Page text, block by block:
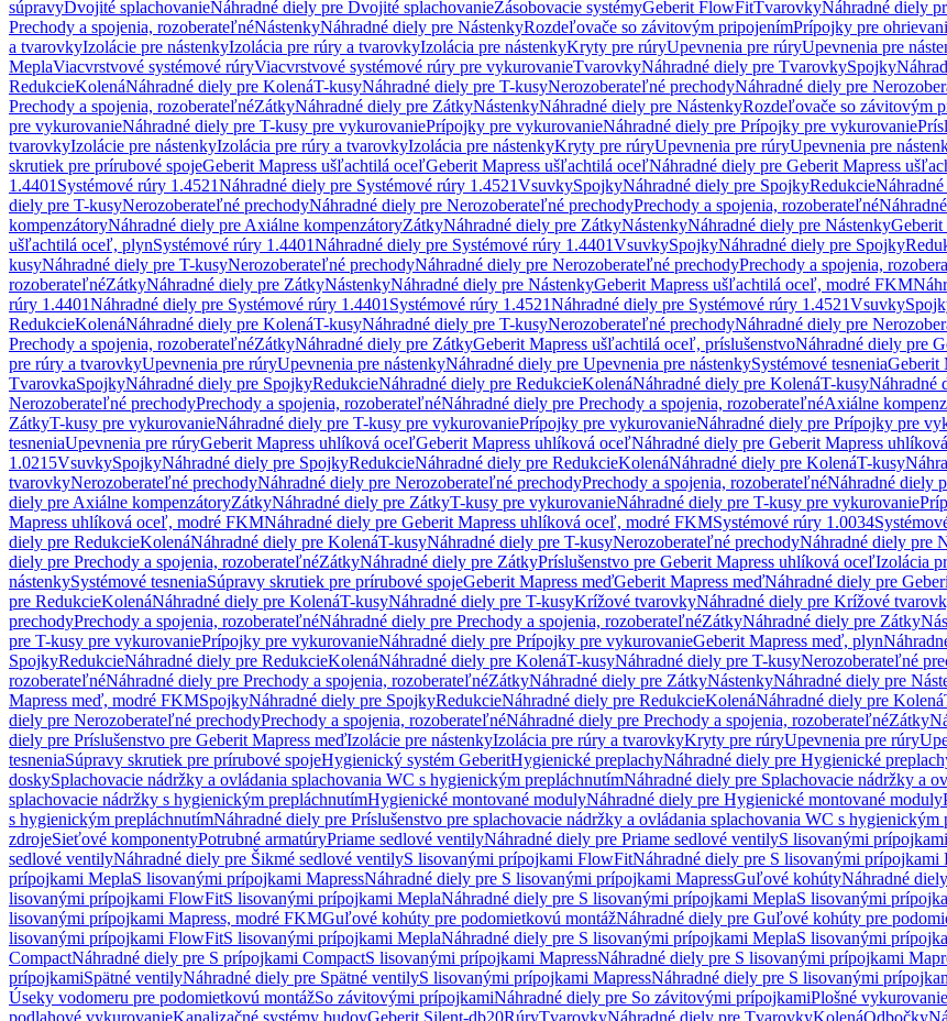
súpravyDvojité splachovanieNáhradné diely pre Dvojité splachovanieZásobovacie systémyGeberit FlowFitTvarovkyNáhradné diely
Prechody a spojenia, rozoberateľnéNástenkyNáhradné diely pre NástenkyRozdeľovače so závitovým pripojenímPrípojky pre
a tvarovkyIzolácie pre nástenkyIzolácia pre rúry a tvarovkyIzolácia pre nástenkyKryty pre rúryUpevnenia pre rúryUpevnenia pre
MeplaViacvrstvové systémové rúryViacvrstvové systémové rúry pre vykurovanieTvarovkyNáhradné diely pre TvarovkySpojky
RedukcieKolenáNáhradné diely pre KolenáT-kusyNáhradné diely pre T-kusyNerozoberateľné prechodyNáhradné diely pre
Prechody a spojenia, rozoberateľnéZátkyNáhradné diely pre ZátkyNástenkyNáhradné diely pre NástenkyRozdeľovače so závitovým
pre vykurovanieNáhradné diely pre T-kusy pre vykurovaniePrípojky pre vykurovanieNáhradné diely pre Prípojky pre vykurovanie
tvarovkyIzolácie pre nástenkyIzolácia pre rúry a tvarovkyIzolácia pre nástenkyKryty pre rúryUpevnenia pre rúryUpevnenia pre
skrutiek pre prírubové spojeGeberit Mapress ušľachtilá oceľGeberit Mapress ušľachtilá oceľNáhradné diely pre Geberit Mapress
1.4401 Systémové rúry 1.4521Náhradné diely pre Systémové rúry 1.4521VsuvkySpojkyNáhradné diely pre SpojkyRedukcie
diely pre T-kusyNerozoberateľné prechodyNáhradné diely pre Nerozoberateľné prechodyPrechody a spojenia, rozoberateľné
kompenzátoryNáhradné diely pre Axiálne kompenzátoryZátkyNáhradné diely pre ZátkyNástenkyNáhradné diely pre Nástenky
ušľachtilá oceľ, plynSystémové rúry 1.4401Náhradné diely pre Systémové rúry 1.4401VsuvkySpojkyNáhradné diely pre Spojky
kusyNáhradné diely pre T-kusyNerozoberateľné prechodyNáhradné diely pre Nerozoberateľné prechodyPrechody a spojenia,
rozoberateľnéZátkyNáhradné diely pre ZátkyNástenkyNáhradné diely pre NástenkyGeberit Mapress ušľachtilá oceľ, modré FKM
rúry 1.4401Náhradné diely pre Systémové rúry 1.4401 Systémové rúry 1.4521Náhradné diely pre Systémové rúry 1.4521Vsuvky
RedukcieKolenáNáhradné diely pre KolenáT-kusyNáhradné diely pre T-kusyNerozoberateľné prechodyNáhradné diely pre
Prechody a spojenia, rozoberateľnéZátkyNáhradné diely pre ZátkyGeberit Mapress ušľachtilá oceľ, príslušenstvoNáhradné diely pre
pre rúry a tvarovkyUpevnenia pre rúryUpevnenia pre nástenkyNáhradné diely pre Upevnenia pre nástenkySystémové tesneniaGeberit
TvarovkaSpojkyNáhradné diely pre SpojkyRedukcieNáhradné diely pre RedukcieKolenáNáhradné diely pre KolenáT-kusyNáhradné
Nerozoberateľné prechodyPrechody a spojenia, rozoberateľnéNáhradné diely pre Prechody a spojenia, rozoberateľnéAxiálne
ZátkyT-kusy pre vykurovanieNáhradné diely pre T-kusy pre vykurovaniePrípojky pre vykurovanieNáhradné diely pre Prípojky pre
tesneniaUpevnenia pre rúryGeberit Mapress uhlíková oceľGeberit Mapress uhlíková oceľNáhradné diely pre Geberit Mapress
1.0215VsuvkySpojkyNáhradné diely pre SpojkyRedukcieNáhradné diely pre RedukcieKolenáNáhradné diely pre KolenáT-kusy
tvarovkyNerozoberateľné prechodyNáhradné diely pre Nerozoberateľné prechodyPrechody a spojenia, rozoberateľnéNáhradné diely
diely pre Axiálne kompenzátoryZátkyNáhradné diely pre ZátkyT-kusy pre vykurovanieNáhradné diely pre T-kusy pre vykurovanie
Mapress uhlíková oceľ, modré FKMNáhradné diely pre Geberit Mapress uhlíková oceľ, modré FKMSystémové rúry 1.0034
diely pre RedukcieKolenáNáhradné diely pre KolenáT-kusyNáhradné diely pre T-kusyNerozoberateľné prechodyNáhradné diely pre
diely pre Prechody a spojenia, rozoberateľnéZátkyNáhradné diely pre ZátkyPríslušenstvo pre Geberit Mapress uhlíková oceľIzolácia
nástenkySystémové tesneniaSúpravy skrutiek pre prírubové spojeGeberit Mapress meďGeberit Mapress meďNáhradné diely pre
pre RedukcieKolenáNáhradné diely pre KolenáT-kusyNáhradné diely pre T-kusyKrížové tvarovkyNáhradné diely pre Krížové
prechodyPrechody a spojenia, rozoberateľnéNáhradné diely pre Prechody a spojenia, rozoberateľnéZátkyNáhradné diely pre Zátky
pre T-kusy pre vykurovaniePrípojky pre vykurovanieNáhradné diely pre Prípojky pre vykurovanieGeberit Mapress meď, plyn
SpojkyRedukcieNáhradné diely pre RedukcieKolenáNáhradné diely pre KolenáT-kusyNáhradné diely pre T-kusyNerozoberateľné
rozoberateľnéNáhradné diely pre Prechody a spojenia, rozoberateľnéZátkyNáhradné diely pre ZátkyNástenkyNáhradné diely pre
Mapress meď, modré FKMSpojkyNáhradné diely pre SpojkyRedukcieNáhradné diely pre RedukcieKolenáNáhradné diely pre Kolená
diely pre Nerozoberateľné prechodyPrechody a spojenia, rozoberateľnéNáhradné diely pre Prechody a spojenia, rozoberateľnéZátky
diely pre Príslušenstvo pre Geberit Mapress meďIzolácie pre nástenkyIzolácia pre rúry a tvarovkyKryty pre rúryUpevnenia pre rúry
tesneniaSúpravy skrutiek pre prírubové spojeHygienický systém GeberitHygienické preplachyNáhradné diely pre Hygienické
doskySplachovacie nádržky a ovládania splachovania WC s hygienickým prepláchnutímNáhradné diely pre Splachovacie nádržky a
splachovacie nádržky s hygienickým prepláchnutímHygienické montované modulyNáhradné diely pre Hygienické montované moduly
s hygienickým prepláchnutímNáhradné diely pre Príslušenstvo pre splachovacie nádržky a ovládania splachovania WC s hygienickým
zdrojeSieťové komponentyPotrubné armatúryPriame sedlové ventilyNáhradné diely pre Priame sedlové ventilyS lisovanými
sedlové ventilyNáhradné diely pre Šikmé sedlové ventilyS lisovanými prípojkami FlowFitNáhradné diely pre S lisovanými prípojkami
prípojkami MeplaS lisovanými prípojkami MapressNáhradné diely pre S lisovanými prípojkami MapressGuľové kohútyNáhradné
lisovanými prípojkami FlowFitS lisovanými prípojkami MeplaNáhradné diely pre S lisovanými prípojkami MeplaS lisovanými
lisovanými prípojkami Mapress, modré FKMGuľové kohúty pre podomietkovú montážNáhradné diely pre Guľové kohúty pre
lisovanými prípojkami FlowFitS lisovanými prípojkami MeplaNáhradné diely pre S lisovanými prípojkami MeplaS lisovanými
CompactNáhradné diely pre S prípojkami CompactS lisovanými prípojkami MapressNáhradné diely pre S lisovanými prípojkami
prípojkamiSpätné ventilyNáhradné diely pre Spätné ventilyS lisovanými prípojkami MapressNáhradné diely pre S lisovanými
Úseky vodomeru pre podomietkovú montážSo závitovými prípojkamiNáhradné diely pre So závitovými prípojkamiPlošné
podlahové vykurovanieKanalizačné systémy budovGeberit Silent-db20RúryTvarovkyNáhradné diely pre TvarovkyKolenáOdbočky